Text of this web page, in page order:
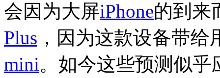
会因为大屏iPhone的到来
Plus ，因为这款设备带
mini。如今这些预测似乎